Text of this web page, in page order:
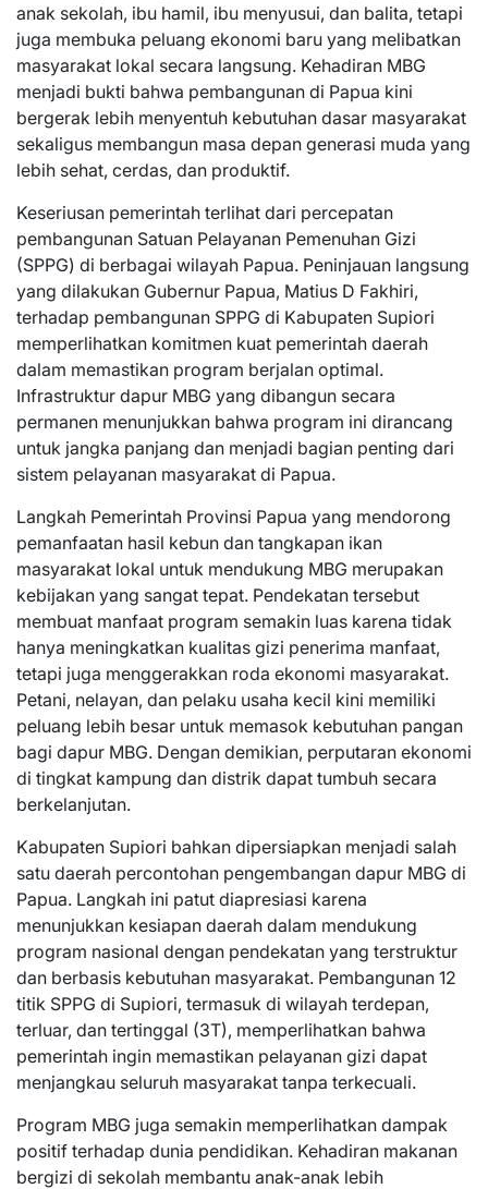
anak sekolah, ibu hamil, ibu menyusui, dan balita, tetapi
juga membuka peluang ekonomi baru yang melibatkan
masyarakat lokal secara langsung. Kehadiran MBG
menjadi bukti bahwa pembangunan di Papua kini
bergerak lebih menyentuh kebutuhan dasar masyarakat
sekaligus membangun masa depan generasi muda yang
lebih sehat, cerdas, dan produktif.
Keseriusan pemerintah terlihat dari percepatan
pembangunan Satuan Pelayanan Pemenuhan Gizi
(SPPG) di berbagai wilayah Papua. Peninjauan langsung
yang dilakukan Gubernur Papua, Matius D Fakhiri,
terhadap pembangunan SPPG di Kabupaten Supiori
memperlihatkan komitmen kuat pemerintah daerah
dalam memastikan program berjalan optimal.
Infrastruktur dapur MBG yang dibangun secara
permanen menunjukkan bahwa program ini dirancang
untuk jangka panjang dan menjadi bagian penting dari
sistem pelayanan masyarakat di Papua.
Langkah Pemerintah Provinsi Papua yang mendorong
pemanfaatan hasil kebun dan tangkapan ikan
masyarakat lokal untuk mendukung MBG merupakan
kebijakan yang sangat tepat. Pendekatan tersebut
membuat manfaat program semakin luas karena tidak
hanya meningkatkan kualitas gizi penerima manfaat,
tetapi juga menggerakkan roda ekonomi masyarakat.
Petani, nelayan, dan pelaku usaha kecil kini memiliki
peluang lebih besar untuk memasok kebutuhan pangan
bagi dapur MBG. Dengan demikian, perputaran ekonomi
di tingkat kampung dan distrik dapat tumbuh secara
berkelanjutan.
Kabupaten Supiori bahkan dipersiapkan menjadi salah
satu daerah percontohan pengembangan dapur MBG di
Papua. Langkah ini patut diapresiasi karena
menunjukkan kesiapan daerah dalam mendukung
program nasional dengan pendekatan yang terstruktur
dan berbasis kebutuhan masyarakat. Pembangunan 12
titik SPPG di Supiori, termasuk di wilayah terdepan,
terluar, dan tertinggal (3T), memperlihatkan bahwa
pemerintah ingin memastikan pelayanan gizi dapat
menjangkau seluruh masyarakat tanpa terkecuali.
Program MBG juga semakin memperlihatkan dampak
positif terhadap dunia pendidikan. Kehadiran makanan
bergizi di sekolah membantu anak-anak lebih